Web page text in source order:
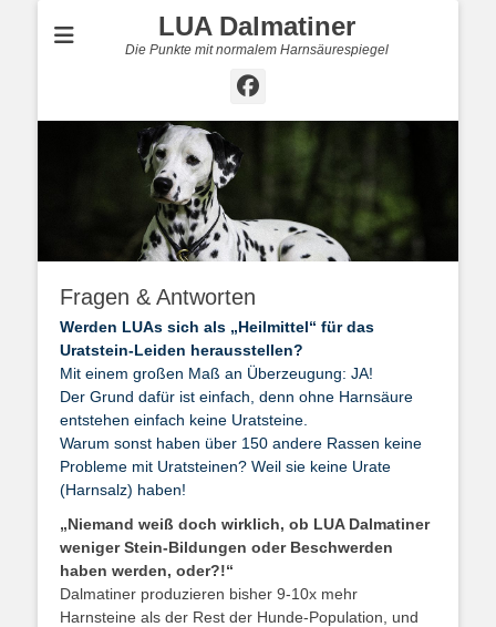
LUA Dalmatiner
Die Punkte mit normalem Harnsäurespiegel
Facebook
Fragen & Antworten
Werden LUAs sich als „Heilmittel“ für das
Uratstein-Leiden herausstellen?
Mit einem großen Maß an Überzeugung: JA!
Der Grund dafür ist einfach, denn ohne Harnsäure
entstehen einfach keine Uratsteine.
Warum sonst haben über 150 andere Rassen keine
Probleme mit Uratsteinen? Weil sie keine Urate
(Harnsalz) haben!
„Niemand weiß doch wirklich, ob LUA Dalmatiner
weniger Stein-Bildungen oder Beschwerden
haben werden, oder?!“
Dalmatiner produzieren bisher 9-10x mehr
Harnsteine als der Rest der Hunde-Population, und